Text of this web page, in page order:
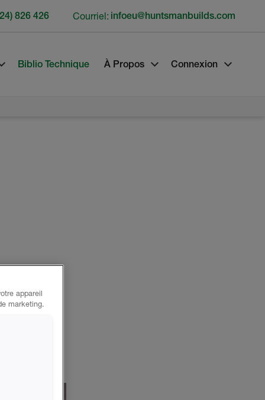
Biblio Technique À Propos Connexion
826 426 Courriel: infoeu@huntsmanbuilds.com
appareil
marketing.